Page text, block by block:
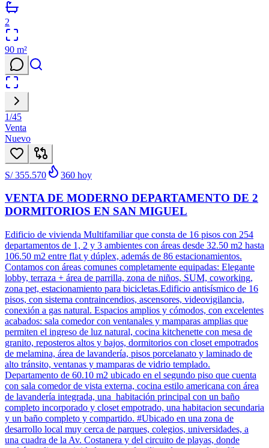
2
90 m²
1/45
Venta
Nuevo
S/ 355.570 360 hoy
VENTA DE MODERNO DEPARTAMENTO DE 2
DORMITORIOS EN SAN MIGUEL
Edificio de vivienda Multifamiliar que consta de 16 pisos con 254
departamentos de 1, 2 y 3 ambientes con áreas desde 32.50 m2 hasta
106.50 m2 entre flat y dúplex, además de 86 estacionamientos.
Contamos con áreas comunes completamente equipadas: Elegante
lobby, terraza + área de parrilla, zona de niños, SUM, coworking,
zona pet, estacionamiento para bicicletas.Edificio antisísmico de 16
pisos, con sistema contraincendios, ascensores, videovigilancia,
conexión a gas natural. Espacios amplios y cómodos, con excelentes
acabados: sala comedor con ventanales y mamparas amplias que
permiten el ingreso de luz natural, cocina kitchenette con mesa de
granito, reposteros altos y bajos, dormitorios con closet empotrados
de melamina, área de lavandería, pisos porcelanato y laminado de
alto tránsito, ventanas y mamparas de vidrio templado.
Departamento de 60.10 m2 ubicado en el segundo piso que cuenta
con sala comedor de vista externa, cocina estilo americana con área
de lavandería integrada, una habitación principal con un baño
completo incorporado y closet empotrado, una habitacion secundaria
y un baño completo y compartido. #Ubicado en una zona de
desarrollo local muy cerca de parques, colegios, universidades, a
una cuadra de la Av. Costanera y del circuito de playas, donde